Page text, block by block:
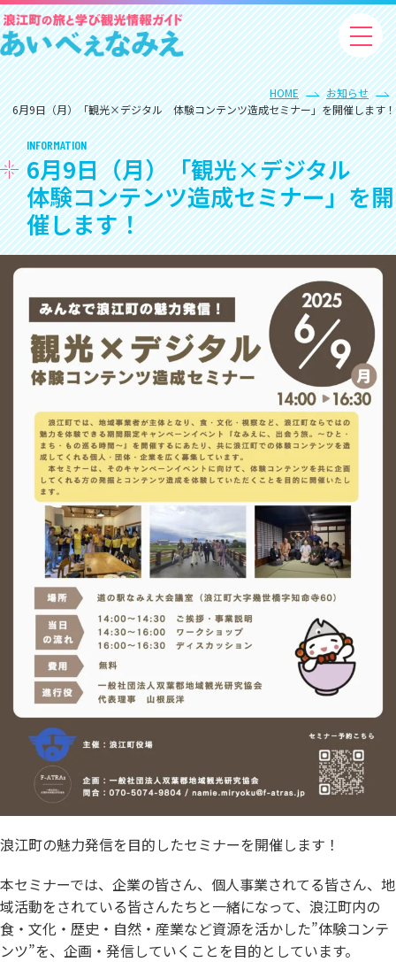
HOME
お知らせ
6月9日（月）「観光×デジタル 体験コンテンツ造成セミナー」を開催します！
INFORMATION
6月9日（月）「観光×デジタル
体験コンテンツ造成セミナー」を開
催します！
浪江町の魅力発信を目的したセミナーを開催します！
本セミナーでは、企業の皆さん、個人事業されてる皆さん、地
域活動をされている皆さんたちと一緒になって、浪江町内の
食・文化・歴史・自然・産業など資源を活かした”体験コンテ
ンツ”を、企画・発信していくことを目的としています。